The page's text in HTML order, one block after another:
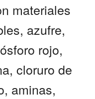
materiales
azufre,
rojo,
cloruro de
aminas,